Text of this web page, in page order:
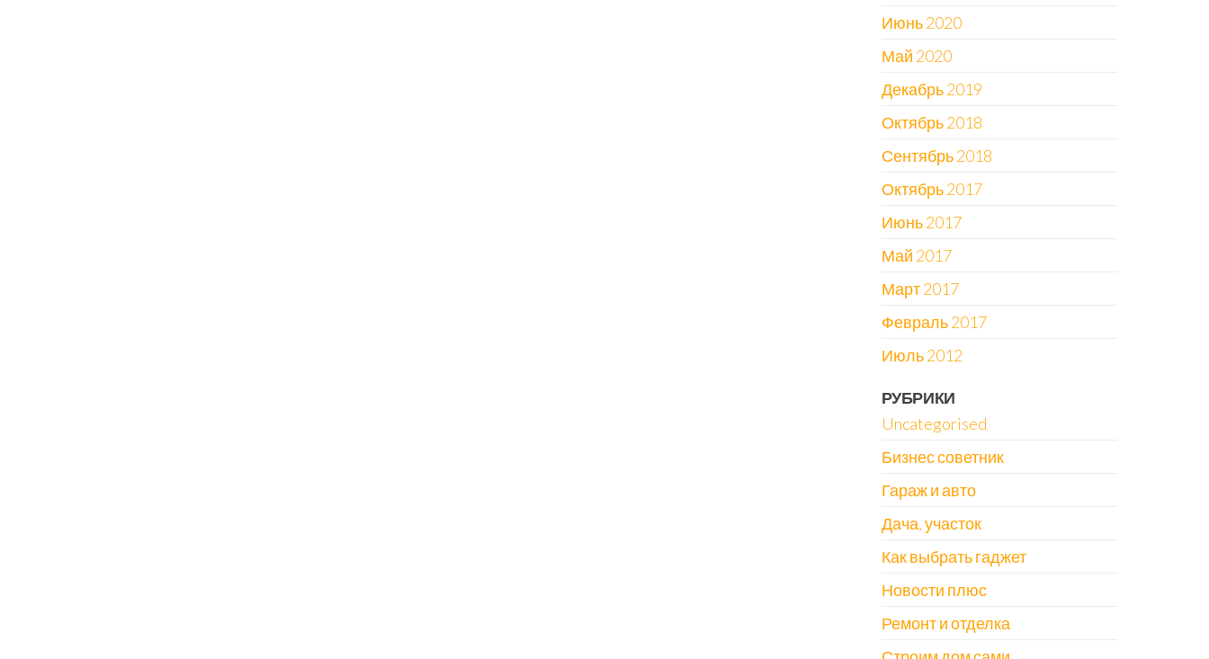
Июнь 2020
Май 2020
Декабрь 2019
Октябрь 2018
Сентябрь 2018
Октябрь 2017
Июнь 2017
Май 2017
Март 2017
Февраль 2017
Июль 2012
РУБРИКИ
Uncategorised
Бизнес советник
Гараж и авто
Дача, участок
Как выбрать гаджет
Новости плюс
Ремонт и отделка